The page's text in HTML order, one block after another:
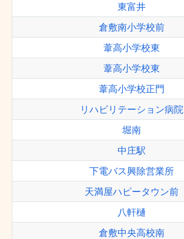
東富井
倉敷南小学校前
葦高小学校東
葦高小学校東
葦高小学校正門
リハビリテーション病院
堀南
中庄駅
下電バス興除営業所
天満屋ハピータウン前
八軒樋
倉敷中央高校南